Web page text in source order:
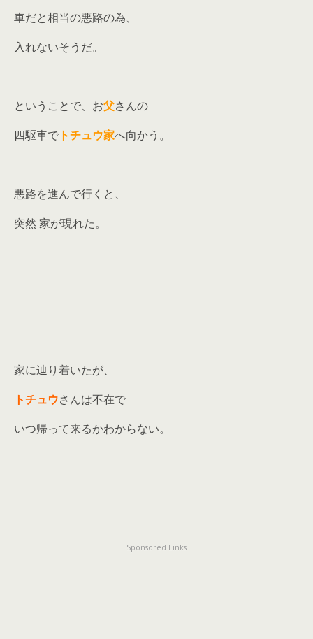
車だと相当の悪路の為、
入れないそうだ。
ということで、お父さんの
四駆車で トチュウ家へ向かう。
悪路を進んで行くと、
突然 家が現れた。
家に辿り着いたが、
トチュウさんは不在で
いつ帰って来るかわからない。
Sponsored Links